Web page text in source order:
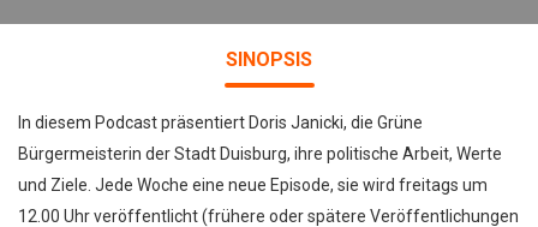
SINOPSIS
In diesem Podcast präsentiert Doris Janicki, die Grüne
Bürgermeisterin der Stadt Duisburg, ihre politische Arbeit, Werte
und Ziele. Jede Woche eine neue Episode, sie wird freitags um
12.00 Uhr veröffentlicht (frühere oder spätere Veröffentlichungen